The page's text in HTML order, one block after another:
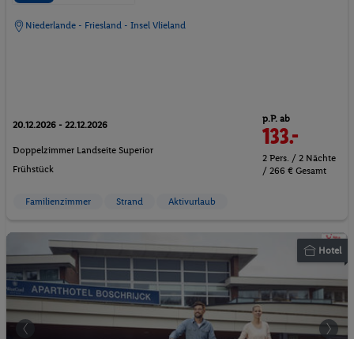
Niederlande - Friesland - Insel Vlieland
20.12.2026 - 22.12.2026
Doppelzimmer Landseite Superior
Frühstück
p.P. ab
133.-
2 Pers. / 2 Nächte
/ 266 € Gesamt
Familienzimmer Strand Aktivurlaub
Hotel